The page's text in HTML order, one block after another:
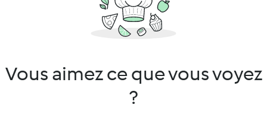
Vous aimez ce que vous voyez
?